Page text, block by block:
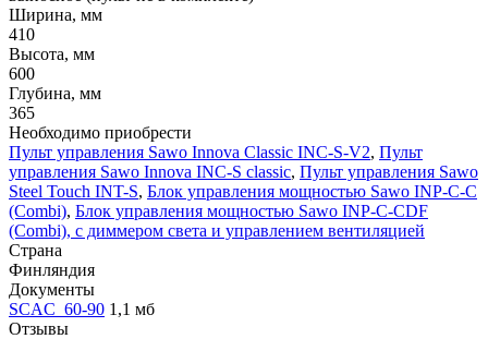
Ширина, мм
410
Высота, мм
600
Глубина, мм
365
Необходимо приобрести
Пульт управления Sawo Innova Classic INC-S-V2, Пульт
управления Sawo Innova INC-S classic, Пульт управления Sawo
Steel Touch INT-S, Блок управления мощностью Sawo INP-C-C
(Combi), Блок управления мощностью Sawo INP-C-CDF
(Combi), с диммером света и управлением вентиляцией
Страна
Финляндия
Документы
SCAC_60-90 1,1 мб
Отзывы